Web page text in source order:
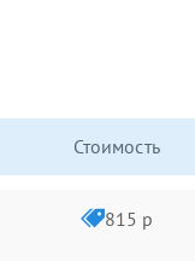
Стоимость
815 р